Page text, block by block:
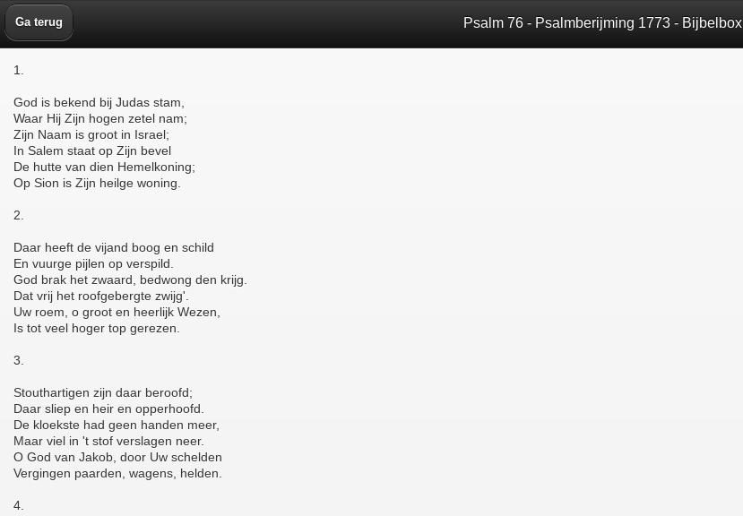
Ga terug Psalm 76 - Psalmberijming 1773 - Bijbelbox
1.
God is bekend bij Judas stam,
Waar Hij Zijn hogen zetel nam;
Zijn Naam is groot in Israel;
In Salem staat op Zijn bevel
De hutte van dien Hemelkoning;
Op Sion is Zijn heilge woning.
2.
Daar heeft de vijand boog en schild
En vuurge pijlen op verspild.
God brak het zwaard, bedwong den krijg.
Dat vrij het roofgebergte zwijg'.
Uw roem, o groot en heerlijk Wezen,
Is tot veel hoger top gerezen.
3.
Stouthartigen zijn daar beroofd;
Daar sliep en heir en opperhoofd.
De kloekste had geen handen meer,
Maar viel in 't stof verslagen neer.
O God van Jakob, door Uw schelden
Vergingen paarden, wagens, helden.
4.